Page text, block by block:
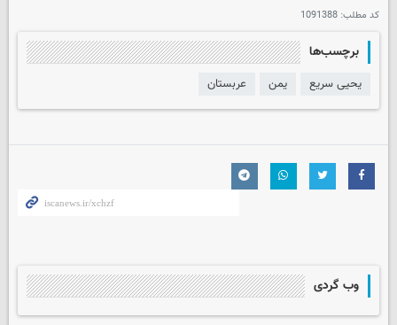
کد مطلب: 1091388
برچسب‌ها
یحیی سریع یمن عربستان
وب گردی